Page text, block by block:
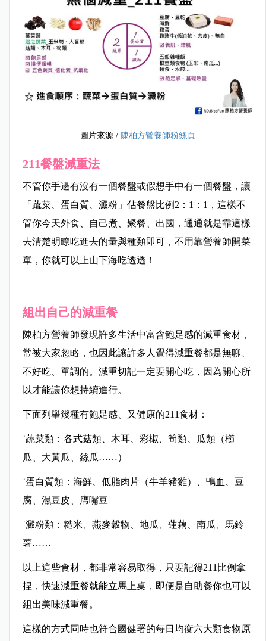
圖片來源 / 陳柏方營養師粉絲頁
211餐盤減重法
不管你手邊有沒有一個餐盤或假想手中有一個餐盤，讓
「蔬菜、蛋白質、澱粉」佔餐盤比例 2 ： 1 ： 1 ，這樣不
管你今天外食、自己煮、聚餐、出國，通通就是靠這樣
去清楚明瞭吃進去的量與種類即可，不用靠營養師開菜
單，你就可以上山下海吃透透！
組出自己的減重餐
陳柏方營養師發現許多生活中富含飽足感的減重食材，
常被大家忽略，也因此讓許多人覺得減重餐都是無聊、
不好吃、單調的。減重切記一定要開心吃，因為開心所
以才能讓你想持續進行。
下面列舉幾種有飽足感、又健康的211食材：
˙蔬菜類：各式菇類、木耳、彩椒、筍類、瓜類（櫛
瓜、大黃瓜、絲瓜……）
˙蛋白質類：海鮮、低脂肉片（牛羊豬雞）、鴨血、豆
腐、濕豆皮、膺嘴豆
˙澱粉類：糙米、燕麥穀物、地瓜、蓮藕、南瓜、馬鈴
薯……
以上這些食材，都非常容易取得，只要記得211比例拿
捏，快速減重餐就能立馬上桌，即便是自助餐你也可以
組出美味減重餐。
這樣的方式同時也符合國健署的每日均衡六大類食物原